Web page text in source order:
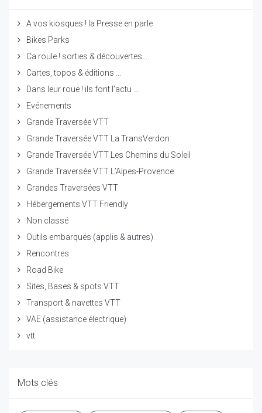
A vos kiosques ! la Presse en parle
Bikes Parks
Ca roule ! sorties & découvertes ...
Cartes, topos & éditions ...
Dans leur roue ! ils font l'actu ...
Evénements
Grande Traversée VTT
Grande Traversée VTT La TransVerdon
Grande Traversée VTT Les Chemins du Soleil
Grande Traversée VTT L’Alpes-Provence
Grandes Traversées VTT
Hébergements VTT Friendly
Non classé
Outils embarqués (applis & autres)
Rencontres
Road Bike
Sites, Bases & spots VTT
Transport & navettes VTT
VAE (assistance électrique)
vtt
Mots clés